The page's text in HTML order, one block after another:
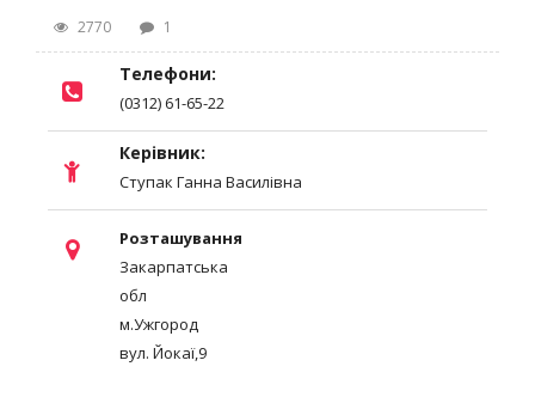
2770 1
Телефони:
(0312) 61-65-22
Керівник:
Ступак Ганна Василівна
Розташування
Закарпатська
обл
м.Ужгород
вул. Йокаї,9